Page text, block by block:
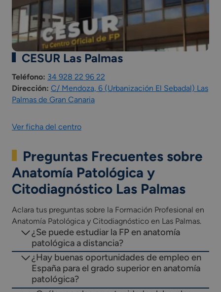
Comunidad Autónoma)
Incluye una fase de formación en empresa u
organismo equiparado como parte integrada del
currículo del ciclo formativo*
*Las asignaturas presentes en el plan de estudios
pueden variar según la comunidad autónoma.
CESUR Las Palmas
Teléfono: 34 928 22 96 22
Dirección: C/ Mendoza, 6 (Urbanización El Sebadal) Las
Palmas de Gran Canaria
Ver ficha del centro
Preguntas Frecuentes sobre
Anatomía Patológica y
Citodiagnóstico Las Palmas
Aclara tus preguntas sobre la Formación Profesional en
Anatomía Patológica y Citodiagnóstico en Las Palmas.
¿Se puede estudiar la FP en anatomía
patológica a distancia?
¿Hay buenas oportunidades de empleo en
España para el grado superior en anatomía
patológica?